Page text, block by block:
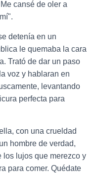
cansé de oler a
detenía en un
le quemaba la cara
Trató de dar un paso
voz y hablaran en
levantando
perfecta para
con una crueldad
hombre de verdad,
los lujos que merezco y
para comer. Quédate